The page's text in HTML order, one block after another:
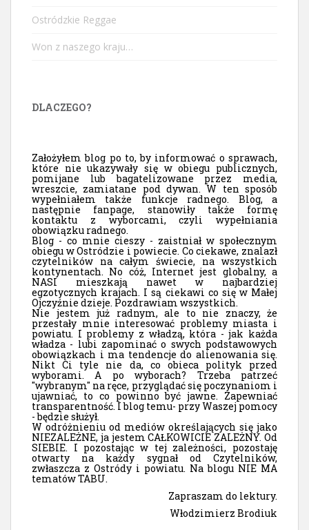
Ostródzkie Reggae
Won z naszego kraju…
DLACZEGO?
Założyłem blog po to, by informować o sprawach,
które nie ukazywały się w obiegu publicznych,
pomijane lub bagatelizowane przez media,
wreszcie, zamiatane pod dywan. W ten sposób
wypełniałem także funkcje radnego. Blog, a
następnie fanpage, stanowiły także formę
kontaktu z wyborcami, czyli wypełniania
obowiązku radnego.
Blog - co mnie cieszy - zaistniał w społecznym
obiegu w Ostródzie i powiecie. Co ciekawe, znalazł
czytelników na całym świecie, na wszystkich
kontynentach. No cóż, Internet jest globalny, a
NASI mieszkają nawet w najbardziej
egzotycznych krajach. I są ciekawi co się w Małej
Ojczyźnie dzieje. Pozdrawiam wszystkich.
Nie jestem już radnym, ale to nie znaczy, że
przestały mnie interesować problemy miasta i
powiatu. I problemy z władzą, która - jak każda
władza - lubi zapominać o swych podstawowych
obowiązkach i ma tendencje do alienowania się.
Nikt Ci tyle nie da, co obieca polityk przed
wyborami. A po wyborach? Trzeba patrzeć
"wybranym" na ręce, przyglądać się poczynaniom i
ujawniać, to co powinno być jawne. Zapewniać
transparentność. I blog temu- przy Waszej pomocy
- będzie służył.
W odróżnieniu od mediów określających się jako
NIEZALEŻNE, ja jestem CAŁKOWICIE ZALEŻNY. Od
SIEBIE. I pozostając w tej zależności, pozostaję
otwarty na każdy sygnał od Czytelników,
zwłaszcza z Ostródy i powiatu. Na blogu NIE MA
tematów TABU.
Zapraszam do lektury.
Włodzimierz Brodiuk